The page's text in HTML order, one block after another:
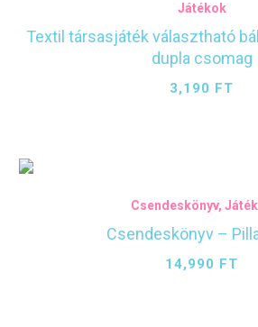
Játékok
Textil társasjáték választható
dupla csomag
3,190 FT
Csendeskönyv,
Csendeskönyv –
14,990 FT